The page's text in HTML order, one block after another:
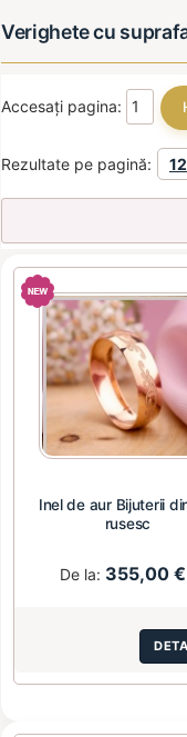
Verighete cu
Accesați pagina:
Rezultate pe pagină: 12
Inel de aur Bijuterii
rusesc
De la: 355,00 €